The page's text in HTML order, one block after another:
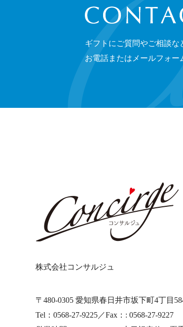
CONTACT
ギフトにご質問やご相談な
お電話またはメールフォ
株式会社コンサルジュ
〒480-0305 愛知県春日井市坂下町4丁目
Tel：0568-27-9225／Fax：: 0568-27-9227